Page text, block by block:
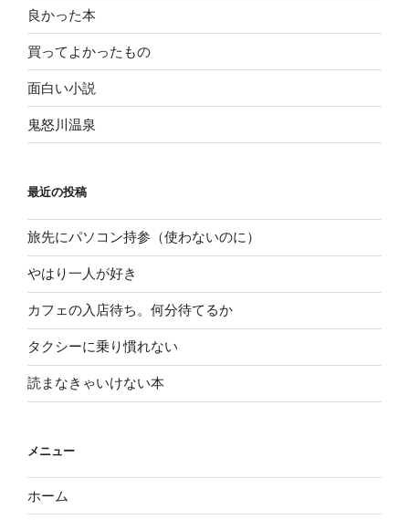
良かった本
買ってよかったもの
面白い小説
鬼怒川温泉
最近の投稿
旅先にパソコン持参（使わないのに）
やはり一人が好き
カフェの入店待ち。何分待てるか
タクシーに乗り慣れない
読まなきゃいけない本
メニュー
ホーム